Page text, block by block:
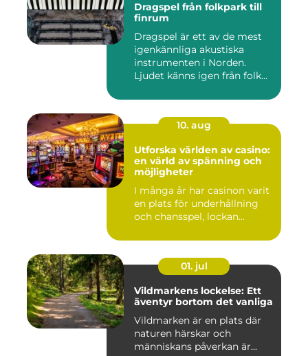
Dragspel från folkpark till
finrum
Dragspel är ett av de mest
igenkännliga akustiska
instrumenten i Norden.
Ljudet känns igen från folk...
10. aug
Utforska världen av casino:
en värld av spänning och
möjligheter
I många år har casinon varit
en plats för underhållning
och chansspel, lockan...
01. jul
Vildmarkens lockelse: Ett
äventyr bortom det vanliga
Vildmarken är en plats där
naturen härskar och
människans påverkan är...